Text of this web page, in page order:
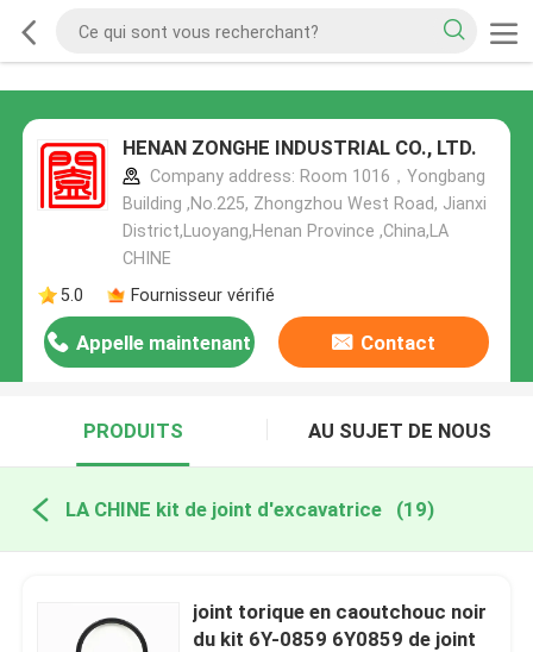
HENAN ZONGHE INDUSTRIAL CO., LTD.
Company address: Room 1016，Yongbang
Building ,No.225, Zhongzhou West Road, Jianxi
District,Luoyang,Henan Province ,China,LA
CHINE
5.0
Fournisseur vérifié
Appelle maintenant Contact
PRODUITS AU SUJET DE NOUS
LA CHINE kit de joint d'excavatrice (19)
joint torique en caoutchouc noir
du kit 6Y-0859 6Y0859 de joint